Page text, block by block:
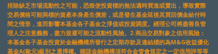
排除缺乏市場流動性之可能，恐致使投資標的無法適時買進或賣出，導致實際
交易價格可能與標的資產本身產生價差，或是發生基金延後其買回價金給付時
間之情形，進而影響本基金各子基金之淨值或投資調度。經理公司將盡善良管
理人之注意義務，盡力規避可能之流動性風險。2.商品交易對象之信用風險：
本基金各子基金投資於金融機構所發行之定期存款及連結標的為M&G收益優化
基金A(歐元)級別之選擇權。雖該金融機構須符合金管會規定之一定信用評等等